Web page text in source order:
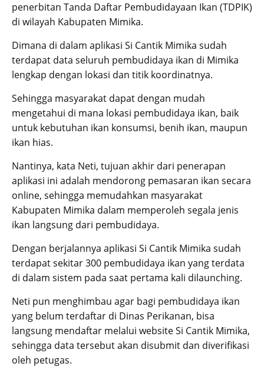
penerbitan Tanda Daftar Pembudidayaan Ikan (TDPIK)
di wilayah Kabupaten Mimika.
Dimana di dalam aplikasi Si Cantik Mimika sudah
terdapat data seluruh pembudidaya ikan di Mimika
lengkap dengan lokasi dan titik koordinatnya.
Sehingga masyarakat dapat dengan mudah
mengetahui di mana lokasi pembudidaya ikan, baik
untuk kebutuhan ikan konsumsi, benih ikan, maupun
ikan hias.
Nantinya, kata Neti, tujuan akhir dari penerapan
aplikasi ini adalah mendorong pemasaran ikan secara
online, sehingga memudahkan masyarakat
Kabupaten Mimika dalam memperoleh segala jenis
ikan langsung dari pembudidaya.
Dengan berjalannya aplikasi Si Cantik Mimika sudah
terdapat sekitar 300 pembudidaya ikan yang terdata
di dalam sistem pada saat pertama kali dilaunching.
Neti pun menghimbau agar bagi pembudidaya ikan
yang belum terdaftar di Dinas Perikanan, bisa
langsung mendaftar melalui website Si Cantik Mimika,
sehingga data tersebut akan disubmit dan diverifikasi
oleh petugas.